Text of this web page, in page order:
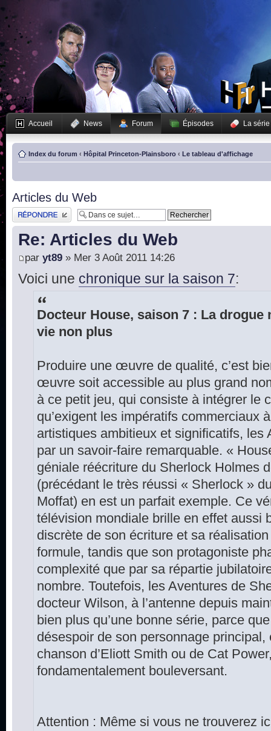
Accueil News Forum Épisodes La série
Index du forum ‹ Hôpital Princeton-Plainsboro ‹ Le tableau d'affichage
Articles du Web
Publier une réponse
Re: Articles du Web
par yt89 » Mer 3 Août 2011 14:26
Voici une chronique sur la saison 7:
Docteur House, saison 7 : La drogue
vie non plus
Produire une œuvre de qualité, c’est
œuvre soit accessible au plus grand
à ce petit jeu, qui consiste à intégrer le
qu’exigent les impératifs commerciaux
artistiques ambitieux et significatifs, les
par un savoir-faire remarquable. «
géniale réécriture du Sherlock Holmes
(précédant le très réussi « Sherlock »
Moffat) en est un parfait exemple. Ce
télévision mondiale brille en effet aussi
discrète de son écriture et sa
formule, tandis que son protagoniste
complexité que par sa répartie
nombre. Toutefois, les Aventures de
docteur Wilson, à l’antenne depuis
bien plus qu’une bonne série, parce
désespoir de son personnage
chanson d’Eliott Smith ou de Cat
fondamentalement bouleversant.
Attention : Même si vous ne trouverez